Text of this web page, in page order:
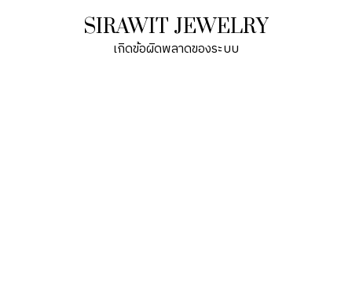
SIRAWIT JEWELRY
เกิดข้อผิดพลาดของระบบ